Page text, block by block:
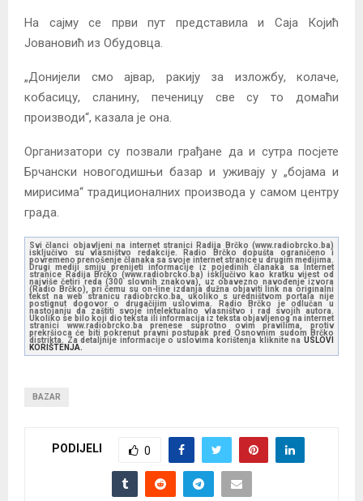
На сајму се први пут представила и Саја Којић
Јовановић из Обудовца.
„Донијели смо ајвар, ракију за изложбу, колаче,
кобасицу, сланину, печеницу све су то домаћи
производи“, казала је она.
Организатори су позвали грађане да и сутра посјете
Брчански новогодишњи базар и уживају у „бојама и
мирисима“ традиционалних производа у самом центру
града.
Svi članci objavljeni na internet stranici Radija Brčko (www.radiobrcko.ba)
isključivo su vlasništvo redakcije. Radio Brčko dopušta ograničeno i
povremeno prenošenje članaka sa svoje internet stranice u drugim medijima.
Drugi mediji smiju prenijeti informacije iz pojedinih članaka sa Internet
stranice Radija Brčko (www.radiobrcko.ba) isključivo kao kratku vijest od
najviše četiri reda (300 slovnih znakova), uz obavezno navođenje izvora
(Radio Brčko), pri čemu su on-line izdanja dužna objaviti link na originalni
tekst na web stranicu radiobrcko.ba, ukoliko s uredništvom portala nije
postignut dogovor o drugačijim uslovima. Radio Brčko je odlučan u
nastojanju da zaštiti svoje intelektualno vlasništvo i rad svojih autora.
Ukoliko se bilo koji dio teksta ili informacija iz teksta objavljenog na internet
stranici www.radiobrcko.ba prenese suprotno ovim pravilima, protiv
prekršioca će biti pokrenut pravni postupak pred Osnovnim sudom Brčko
distrikta. Za detaljnije informacije o uslovima korištenja kliknite na USLOVI
KORIŠTENJA.
BAZAR
PODIJELI 0